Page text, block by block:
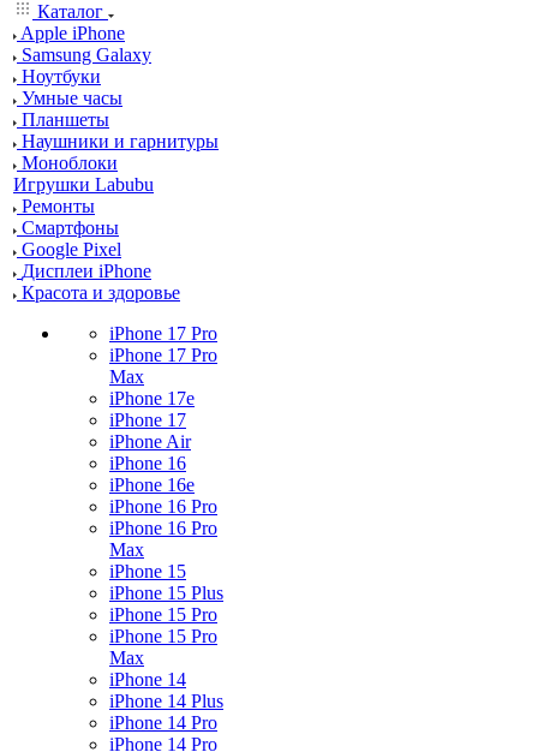
Каталог
Apple iPhone
Samsung Galaxy
Ноутбуки
Умные часы
Планшеты
Наушники и гарнитуры
Моноблоки
Игрушки Labubu
Ремонты
Смартфоны
Google Pixel
Дисплеи iPhone
Красота и здоровье
iPhone 17 Pro
iPhone 17 Pro
Max
iPhone 17e
iPhone 17
iPhone Air
iPhone 16
iPhone 16e
iPhone 16 Pro
iPhone 16 Pro
Max
iPhone 15
iPhone 15 Plus
iPhone 15 Pro
iPhone 15 Pro
Max
iPhone 14
iPhone 14 Plus
iPhone 14 Pro
iPhone 14 Pro